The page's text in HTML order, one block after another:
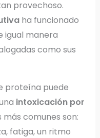
provechoso.
ha funcionado
igual manera
como sus
proteína puede
intoxicación por
más comunes son:
fatiga, un ritmo